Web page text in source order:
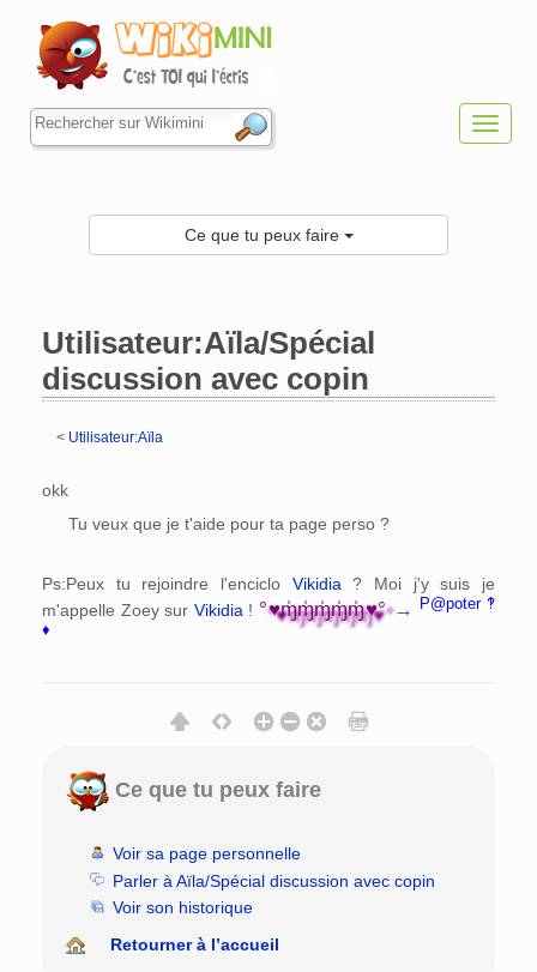
Ce que tu peux faire
Utilisateur:Aïla/Spécial
discussion avec copin
< Utilisateur:Aïla
okk
Tu veux que je t'aide pour ta page perso ?
Ps:Peux tu rejoindre l'enciclo Vikidia ? Moi j'y suis je
m'appelle Zoey sur Vikidia ! °♥ɱ̍ɱ̍ɱ̍ɱ̍ɱ̍♥°→
P@poter ‽
♦
Ce que tu peux faire
Voir sa page personnelle
Parler à Aïla/Spécial discussion avec copin
Voir son historique
Retourner à l’accueil